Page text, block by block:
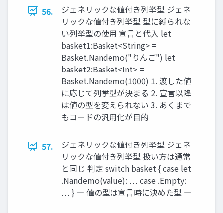
56.
ジェネリックな値付き列挙型 ジェネ
リックな値付き列挙型 型に縛られな
い列挙型の使用 宣言と代入 let
basket1:Basket<String> =
Basket.Nandemo("りんご") let
basket2:Basket<Int> =
Basket.Nandemo(1000) 1. 渡した値
に応じて列挙型が決まる 2. 宣言以降
は値の型を変えられない 3. あくまで
もコードの汎用化が目的
57.
ジェネリックな値付き列挙型 ジェネ
リックな値付き列挙型 扱い方は通常
と同じ 判定 switch basket { case let
.Nandemo(value): … case .Empty:
… } ― 値の型は宣言時に決めた型 ―